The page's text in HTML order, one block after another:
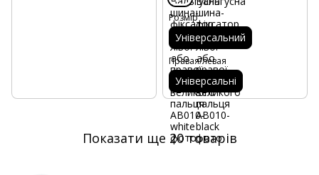
Розмір
Універсальний
Правая/левая
Універсальні
Показати ще 20 товарів